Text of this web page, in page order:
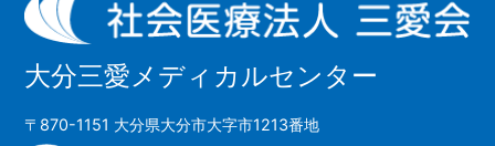
大分三愛メディカルセンター
〒870-1151 大分県大分市大字市1213番地